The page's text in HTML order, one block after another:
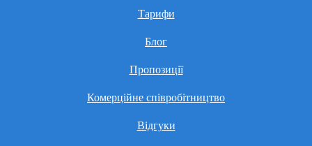
Тарифи
Блог
Пропозиції
Комерційне співробітництво
Відгуки